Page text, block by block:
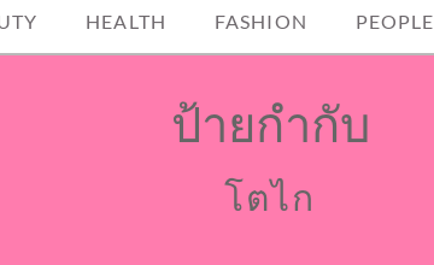
HEALTH FASHION PEOPLE
ป้ายกำกับ
โตไก